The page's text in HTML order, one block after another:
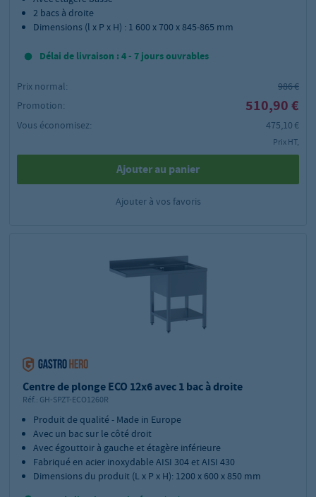
2 bacs à droite
Dimensions (l x P x H) : 1 600 x 700 x 845-865 mm
Délai de livraison : 4 - 7 jours ouvrables
Prix normal:
986 €
Promotion:
510,90 €
Vous économisez: 475,10 €
Prix HT,
Ajouter au panier
Ajouter à vos favoris
Centre de plonge ECO 12x6 avec 1 bac à droite
Réf.: GH-SPZT-ECO1260R
Produit de qualité - Made in Europe
Avec un bac sur le côté droit
Avec égouttoir à gauche et étagère inférieure
Fabriqué en acier inoxydable AISI 304 et AISI 430
Dimensions du produit (L x P x H): 1200 x 600 x 850 mm